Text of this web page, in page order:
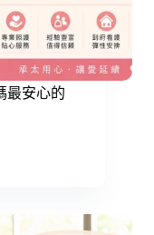
最安心的